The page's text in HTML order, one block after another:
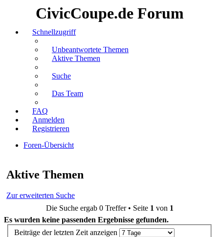
CivicCoupe.de Forum
Schnellzugriff
Unbeantwortete Themen
Aktive Themen
Suche
Das Team
FAQ
Anmelden
Registrieren
Foren-Übersicht
Aktive Themen
Zur erweiterten Suche
Die Suche ergab 0 Treffer • Seite 1 von 1
Es wurden keine passenden Ergebnisse gefunden.
Beiträge der letzten Zeit anzeigen